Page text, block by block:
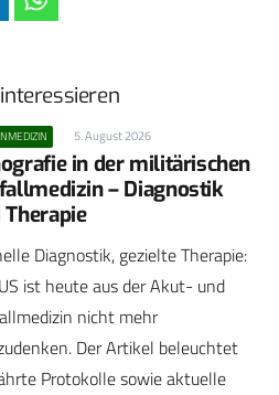
5. August 2026
in der militärischen
– Diagnostik
Therapie
Diagnostik, gezielte Therapie:
ist heute aus der Akut- und
nicht mehr
Der Artikel beleuchtet
Protokolle sowie aktuelle